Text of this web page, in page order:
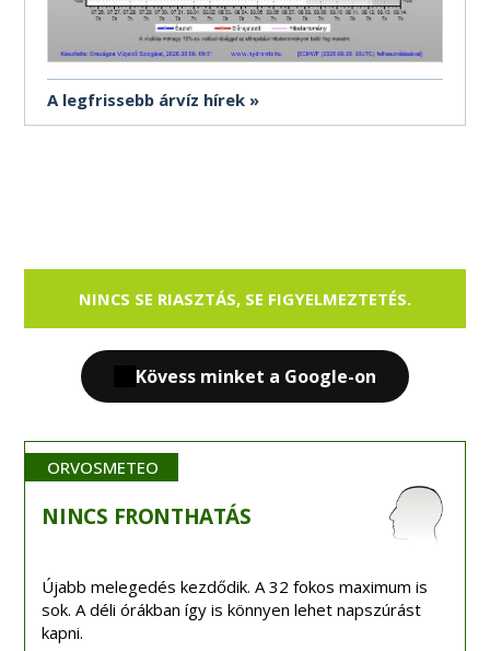
A legfrissebb árvíz hírek
NINCS SE RIASZTÁS, SE FIGYELMEZTETÉS.
Kövess minket a Google-on
ORVOSMETEO
NINCS FRONTHATÁS
Újabb melegedés kezdődik. A 32 fokos maximum is
sok. A déli órákban így is könnyen lehet napszúrást
kapni.